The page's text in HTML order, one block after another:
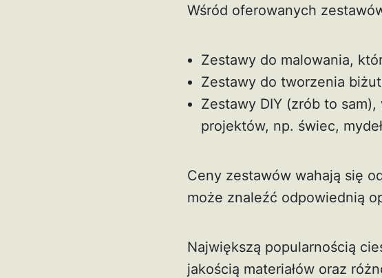
Wśród oferowanych
Zestawy do malowania,
Zestawy do tworzenia
Zestawy DIY (zrób to
projektów, np. świec,
Ceny zestawów wahają się
może znaleźć odpowiednią
Największą popularnością
jakością materiałów oraz